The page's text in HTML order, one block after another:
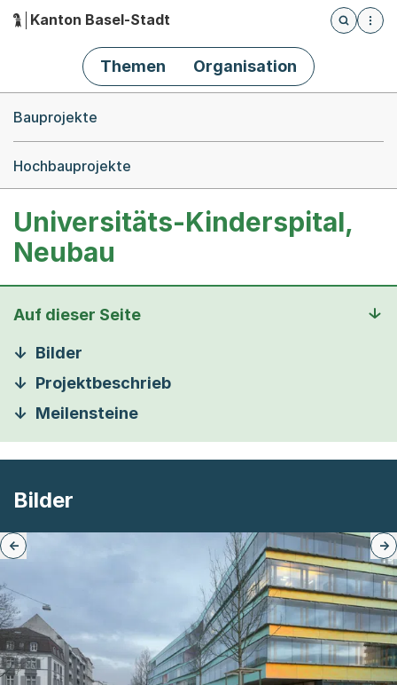
Hauptnavigation
Kanton Basel-Stadt
Öffnet
Themen Organisation
Bauprojekte
Hochbauprojekte
Universitäts-Kinderspital,
Neubau
Auf dieser Seite
Bilder
Projektbeschrieb
Meilensteine
Bilder